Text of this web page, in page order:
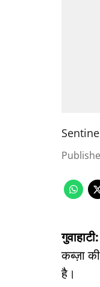
गुवाहाटी:
कब्ज़ा
है।